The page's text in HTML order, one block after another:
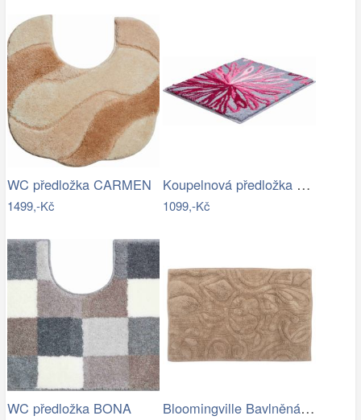
WC předložka CARMEN
1499,-Kč
Koupelnová předložka ART
1099,-Kč
WC předložka BONA Bloomingville Bavlněná koupelnová…